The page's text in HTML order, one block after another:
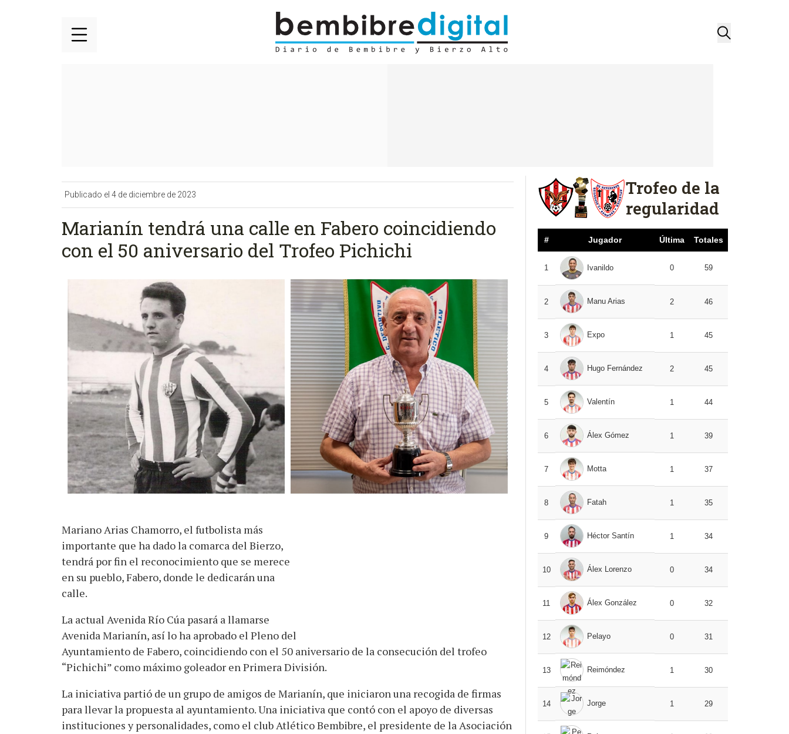
Publicado el 4 de diciembre de 2023
Marianín tendrá una calle en Fabero coincidiendo
con el 50 aniversario del Trofeo Pichichi
Mariano Arias Chamorro, el futbolista más
importante que ha dado la comarca del Bierzo,
tendrá por fin el reconocimiento que se merece
en su pueblo, Fabero, donde le dedicarán una
calle.
La actual Avenida Río Cúa pasará a llamarse
Avenida Marianín, así lo ha aprobado el Pleno del
Ayuntamiento de Fabero, coincidiendo con el 50 aniversario de la consecución del trofeo
“Pichichi” como máximo goleador en Primera División.
La iniciativa partió de un grupo de amigos de Marianín, que iniciaron una recogida de firmas
para llevar la propuesta al ayuntamiento. Una iniciativa que contó con el apoyo de diversas
instituciones y personalidades, como el club Atlético Bembibre, el presidente de la Asociación
Trofeo de la
regularidad
# Jugador Última Totales
1 Ivanildo 0 59
2 Manu Arias 2 46
3 Expo 1 45
4 Hugo Fernández 2 45
5 Valentín 1 44
6 Álex Gómez 1 39
7 Motta 1 37
8 Fatah 1 35
9 Héctor Santín 1 34
10 Álex Lorenzo 0 34
11 Álex González 0 32
12 Pelayo 0 31
13 Reimóndez 1 30
14 Jorge 1 29